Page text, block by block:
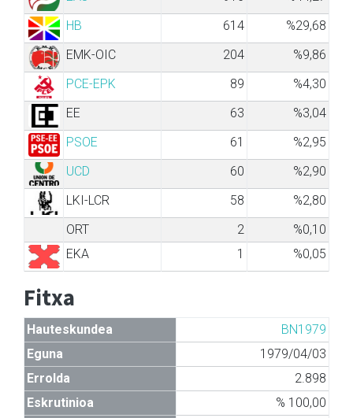
HB
614
%29,68
EMK-OIC
204
%9,86
PCE-EPK
89
%4,30
EE
63
%3,04
PSOE
61
%2,95
UCD
60
%2,90
LKI-LCR
58
%2,80
ORT
2
%0,10
EKA
1 %0,05
Fitxa
Hauteskundea
BN1979
Eguna
1979/04/03
Errolda
2.898
Eskrutinioa
% 100,00